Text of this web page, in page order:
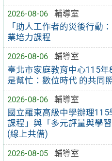
2026-08-06
輔導室
「助人工作者的災後行動
業培力課程
2026-08-06
輔導室
臺北市家庭教育中心115
是幫忙：數位時代 的共同
2026-08-06
輔導室
國立羅東高級中學辦理
課程」與「多元評量與學
(線上共備)
2026-08-05
輔導室